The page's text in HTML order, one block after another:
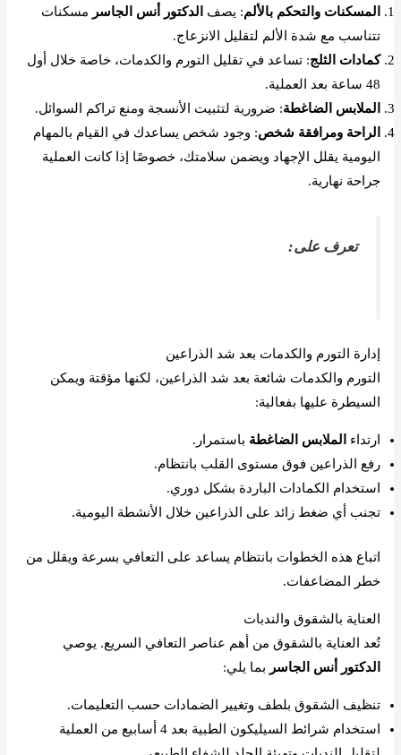
المسكنات والتحكم بالألم: يصف الدكتور أنس الجاسر مسكنات
تتناسب مع شدة الألم لتقليل الانزعاج.
كمادات الثلج: تساعد في تقليل التورم والكدمات، خاصة خلال أول
48 ساعة بعد العملية.
الملابس الضاغطة: ضرورية لتثبيت الأنسجة ومنع تراكم السوائل.
الراحة ومرافقة شخص: وجود شخص يساعدك في القيام بالمهام
اليومية يقلل الإجهاد ويضمن سلامتك، خصوصًا إذا كانت العملية
جراحة نهارية.
تعرف على:
إدارة التورم والكدمات بعد شد الذراعين
التورم والكدمات شائعة بعد شد الذراعين، لكنها مؤقتة ويمكن
السيطرة عليها بفعالية:
ارتداء الملابس الضاغطة باستمرار.
رفع الذراعين فوق مستوى القلب بانتظام.
استخدام الكمادات الباردة بشكل دوري.
تجنب أي ضغط زائد على الذراعين خلال الأنشطة اليومية.
اتباع هذه الخطوات بانتظام يساعد على التعافي بسرعة ويقلل من
خطر المضاعفات.
العناية بالشقوق والندبات
تُعد العناية بالشقوق من أهم عناصر التعافي السريع. يوصي
الدكتور أنس الجاسر بما يلي:
تنظيف الشقوق بلطف وتغيير الضمادات حسب التعليمات.
استخدام شرائط السيليكون الطبية بعد 4 أسابيع من العملية